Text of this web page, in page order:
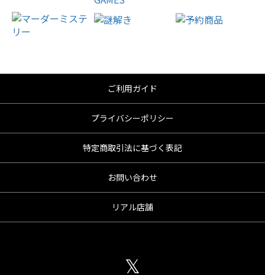
ご利用ガイド
プライバシーポリシー
特定商取引法に基づく表記
お問い合わせ
リアル店舗
𝕏